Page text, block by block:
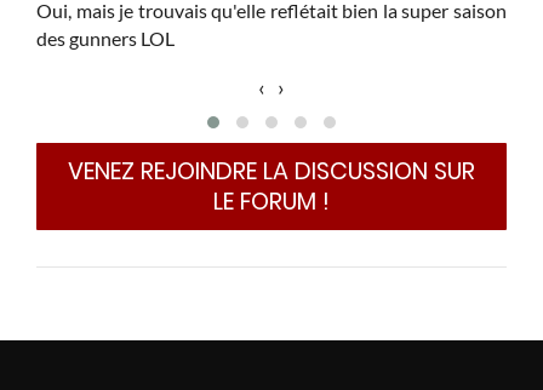
Oui, mais je trouvais qu'elle reflétait bien la super saison
des gunners LOL
‹ ›
VENEZ REJOINDRE LA DISCUSSION SUR
LE FORUM !